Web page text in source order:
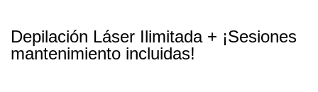
Depilación Láser Ilimitada + ¡Sesiones
mantenimiento incluidas!